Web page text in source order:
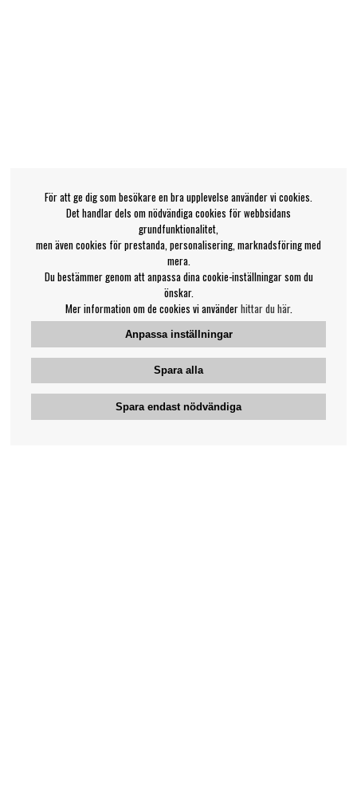
För att ge dig som besökare en bra upplevelse använder vi cookies.
Det handlar dels om nödvändiga cookies för webbsidans
grundfunktionalitet,
men även cookies för prestanda, personalisering, marknadsföring med
mera.
Du bestämmer genom att anpassa dina cookie-inställningar som du
önskar.
Mer information om de cookies vi använderhittar du här.
Anpassa inställningar
Spara alla
Spara endast nödvändiga